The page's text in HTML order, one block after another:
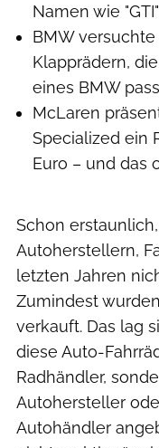
Namen wie
BMW
Klapprädern,
eines BMW
McLaren
Specialized ein
Euro – und das
Schon
Autoherstellern,
letzten Jahren
Zumindest
verkauft. Das lag
diese Auto-
Radhändler,
Autohersteller
Autohändler